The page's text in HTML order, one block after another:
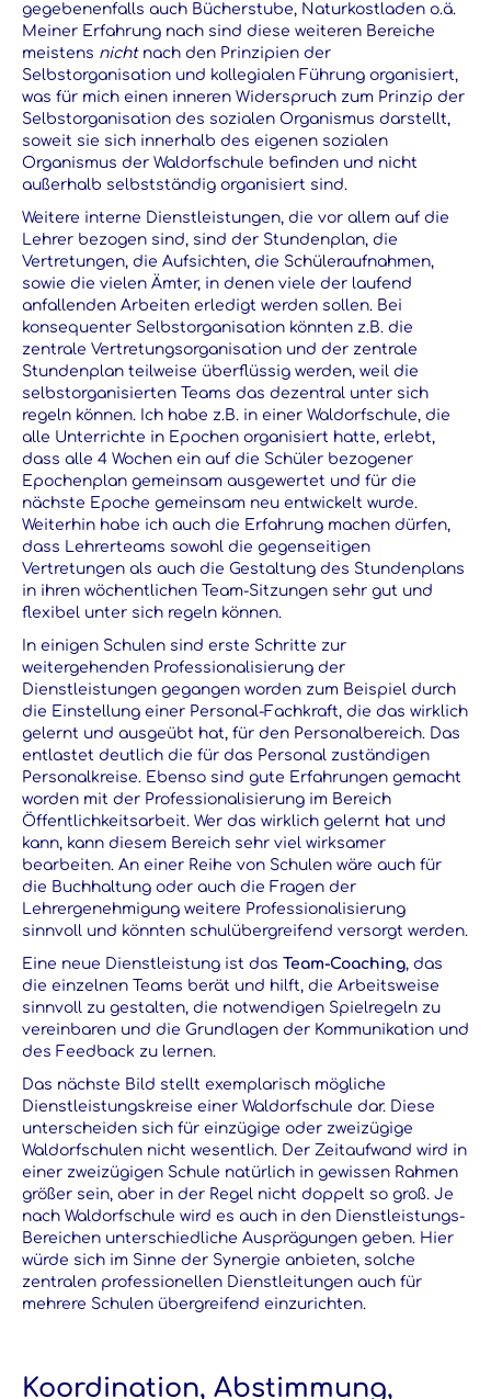
gegebenenfalls auch Bücherstube, Naturkostladen o.ä.
Meiner Erfahrung nach sind diese weiteren Bereiche
meistens nichtnach den Prinzipien der
Selbstorganisation und kollegialen Führung organisiert,
was für mich einen inneren Widerspruch zum Prinzip der
Selbstorganisation des sozialen Organismus darstellt,
soweit sie sich innerhalb des eigenen sozialen
Organismus der Waldorfschule befinden und nicht
außerhalb selbstständig organisiert sind.
Weitere interne Dienstleistungen, die vor allem auf die
Lehrer bezogen sind, sind der Stundenplan, die
Vertretungen, die Aufsichten, die Schüleraufnahmen,
sowie die vielen Ämter, in denen viele der laufend
anfallenden Arbeiten erledigt werden sollen. Bei
konsequenter Selbstorganisation könnten z.B. die
zentrale Vertretungsorganisation und der zentrale
Stundenplan teilweise überflüssig werden, weil die
selbstorganisierten Teams das dezentral unter sich
regeln können. Ich habe z.B. in einer Waldorfschule, die
alle Unterrichte in Epochen organisiert hatte, erlebt,
dass alle 4 Wochen ein auf die Schüler bezogener
Epochenplan gemeinsam ausgewertet und für die
nächste Epoche gemeinsam neu entwickelt wurde.
Weiterhin habe ich auch die Erfahrung machen dürfen,
dass Lehrerteams sowohl die gegenseitigen
Vertretungen als auch die Gestaltung des Stundenplans
in ihren wöchentlichen Team-Sitzungen sehr gut und
flexibel unter sich regeln können.
In einigen Schulen sind erste Schritte zur
weitergehenden Professionalisierung der
Dienstleistungen gegangen worden zum Beispiel durch
die Einstellung einer Personal-Fachkraft, die das wirklich
gelernt und ausgeübt hat, für den Personalbereich. Das
entlastet deutlich die für das Personal zuständigen
Personalkreise. Ebenso sind gute Erfahrungen gemacht
worden mit der Professionalisierung im Bereich
Öffentlichkeitsarbeit. Wer das wirklich gelernt hat und
kann, kann diesem Bereich sehr viel wirksamer
bearbeiten. An einer Reihe von Schulen wäre auch für
die Buchhaltung oder auch die Fragen der
Lehrergenehmigung weitere Professionalisierung
sinnvoll und könnten schulübergreifend versorgt werden.
Eine neue Dienstleistung ist das Team-Coaching, das
die einzelnen Teams berät und hilft, die Arbeitsweise
sinnvoll zu gestalten, die notwendigen Spielregeln zu
vereinbaren und die Grundlagen der Kommunikation und
des Feedback zu lernen.
Das nächste Bild stellt exemplarisch mögliche
Dienstleistungskreise einer Waldorfschule dar. Diese
unterscheiden sich für einzügige oder zweizügige
Waldorfschulen nicht wesentlich. Der Zeitaufwand wird in
einer zweizügigen Schule natürlich in gewissen Rahmen
größer sein, aber in der Regel nicht doppelt so groß. Je
nach Waldorfschule wird es auch in den Dienstleistungs-
Bereichen unterschiedliche Ausprägungen geben. Hier
würde sich im Sinne der Synergie anbieten, solche
zentralen professionellen Dienstleitungen auch für
mehrere Schulen übergreifend einzurichten.
Koordination, Abstimmung,